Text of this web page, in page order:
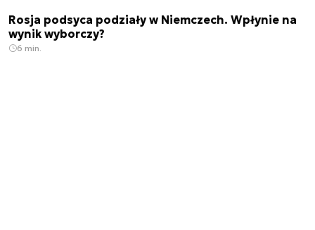
Rosja podsyca podziały w Niemczech. Wpłynie na
wynik wyborczy?
6 min.